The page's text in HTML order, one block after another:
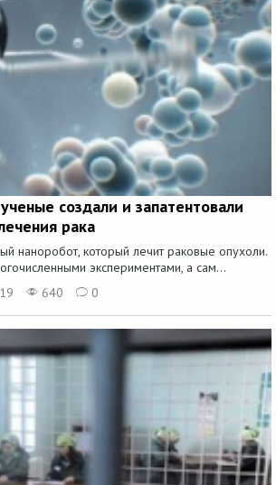
создали и запатентовали
рака
наноробот, который лечит раковые опухоли.
экспериментами, а сам...
640 0